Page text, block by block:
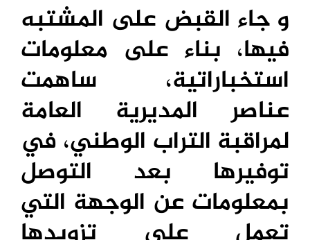
و جاء القبض على المشتبه
فيها، بناء على معلومات
استخباراتية، ساهمت
عناصر المديرية العامة
لمراقبة التراب الوطني، في
توفيرها بعد التوصل
بمعلومات عن الوجهة التي